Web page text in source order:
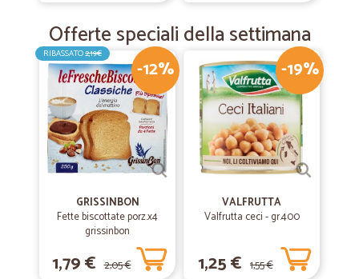
Offerte speciali della settimana
-12%
RIBASSATO2,19€
GRISSINBON
Fette biscottate porz.x4
grissinbon
1,79 € 2,05 €
-19%
VALFRUTTA
Valfrutta ceci - gr.400
1,25 € 1,55 €